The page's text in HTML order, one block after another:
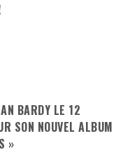
BARDY LE 12
SON NOUVEL ALBUM
»